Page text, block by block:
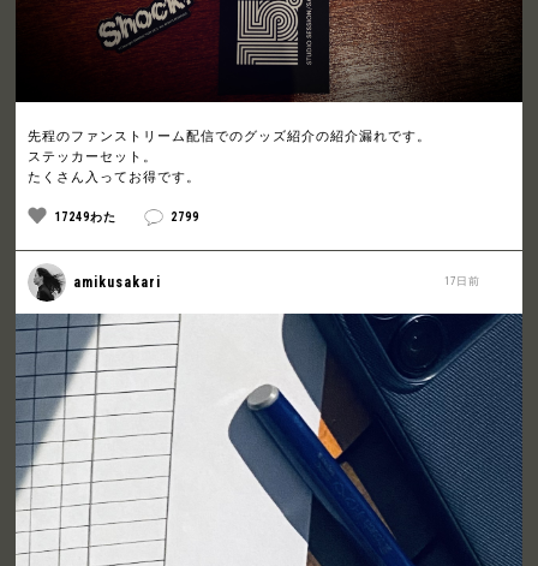
先程のファンストリーム配信でのグッズ紹介の紹介漏れです。
ステッカーセット。
たくさん入ってお得です。
17249わた 2799
17日前
amikusakari